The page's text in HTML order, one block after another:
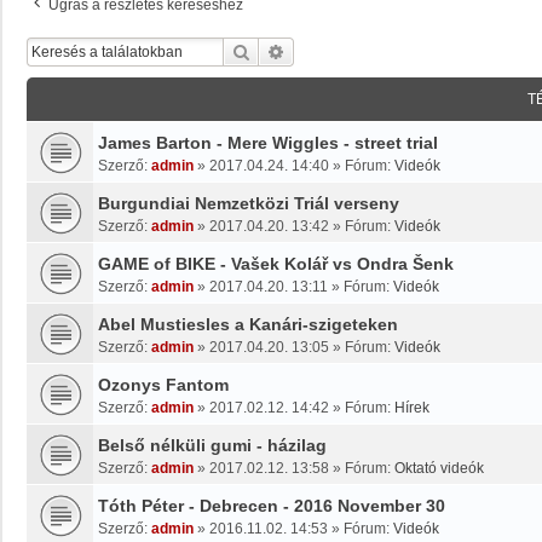
Ugrás a részletes kereséshez
Keresés
James Barton - Mere Wiggles - street trial
Szerző: admin » 2017.04.24. 14:40 » Fórum: Videók
Burgundiai Nemzetközi Triál verseny
Szerző: admin » 2017.04.20. 13:42 » Fórum: Videók
GAME of BIKE - Vašek Kolář vs Ondra Šenk
Szerző: admin » 2017.04.20. 13:11 » Fórum: Videók
Abel Mustiesles a Kanári-szigeteken
Szerző: admin » 2017.04.20. 13:05 » Fórum: Videók
Ozonys Fantom
Szerző: admin » 2017.02.12. 14:42 » Fórum: Hírek
Belső nélküli gumi - házilag
Szerző: admin » 2017.02.12. 13:58 » Fórum: Oktató videók
Tóth Péter - Debrecen - 2016 November 30
Szerző: admin » 2016.11.02. 14:53 » Fórum: Videók